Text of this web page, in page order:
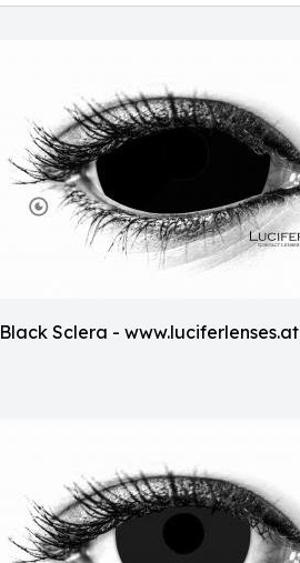
Black Sclera - www.luciferlenses.at